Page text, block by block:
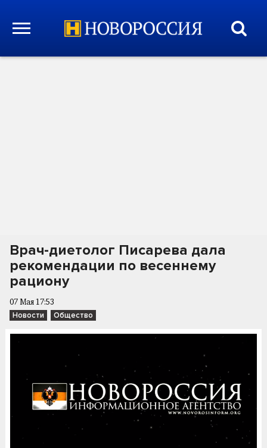
Врач-диетолог Писарева дала
рекомендации по весеннему
рациону
07 Мая 17:53
Новости Общество